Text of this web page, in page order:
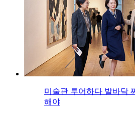
미술관 투어하다 발바닥
해야